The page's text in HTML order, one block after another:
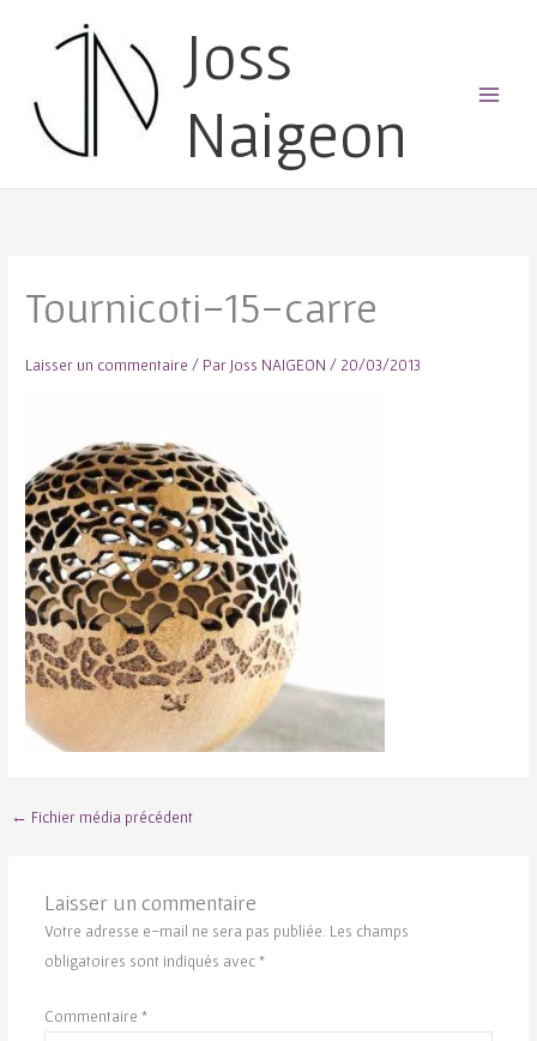
Joss
Naigeon
Tournicoti-15-carre
Laisser un commentaire / Par Joss NAIGEON / 20/03/2013
← Fichier média précédent
Laisser un commentaire
Votre adresse e-mail ne sera pas publiée. Les champs
obligatoires sont indiqués avec*
Commentaire *